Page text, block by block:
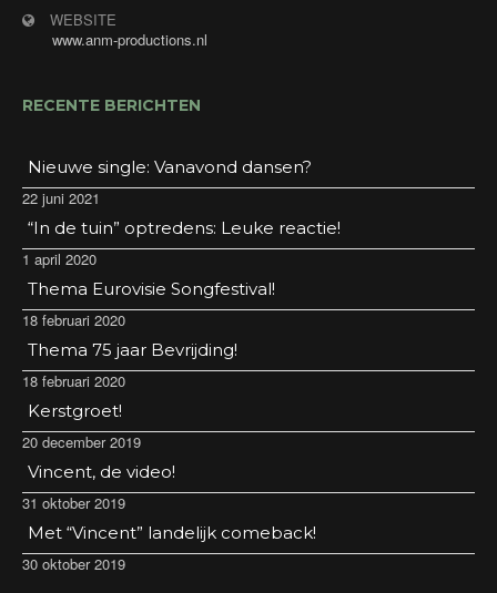
WEBSITE
www.anm-productions.nl
RECENTE BERICHTEN
Nieuwe single: Vanavond dansen?
22 juni 2021
“In de tuin” optredens: Leuke reactie!
1 april 2020
Thema Eurovisie Songfestival!
18 februari 2020
Thema 75 jaar Bevrijding!
18 februari 2020
Kerstgroet!
20 december 2019
Vincent, de video!
31 oktober 2019
Met “Vincent” landelijk comeback!
30 oktober 2019